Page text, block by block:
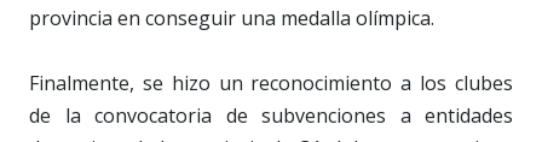
provincia en conseguir una medalla olímpica.
Finalmente, se hizo un reconocimiento a los clubes
de la convocatoria de subvenciones a entidades